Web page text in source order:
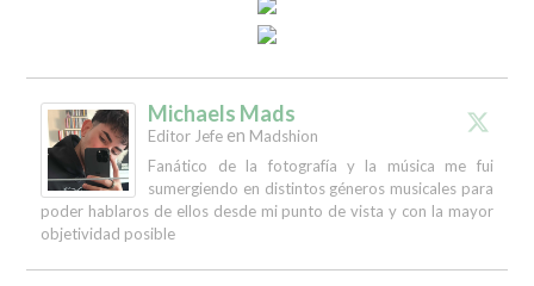
Michaels Mads
Editor Jefe en Madshion
Fanático de la fotografía y la música me fui
sumergiendo en distintos géneros musicales para
poder hablaros de ellos desde mi punto de vista y con la mayor
objetividad posible